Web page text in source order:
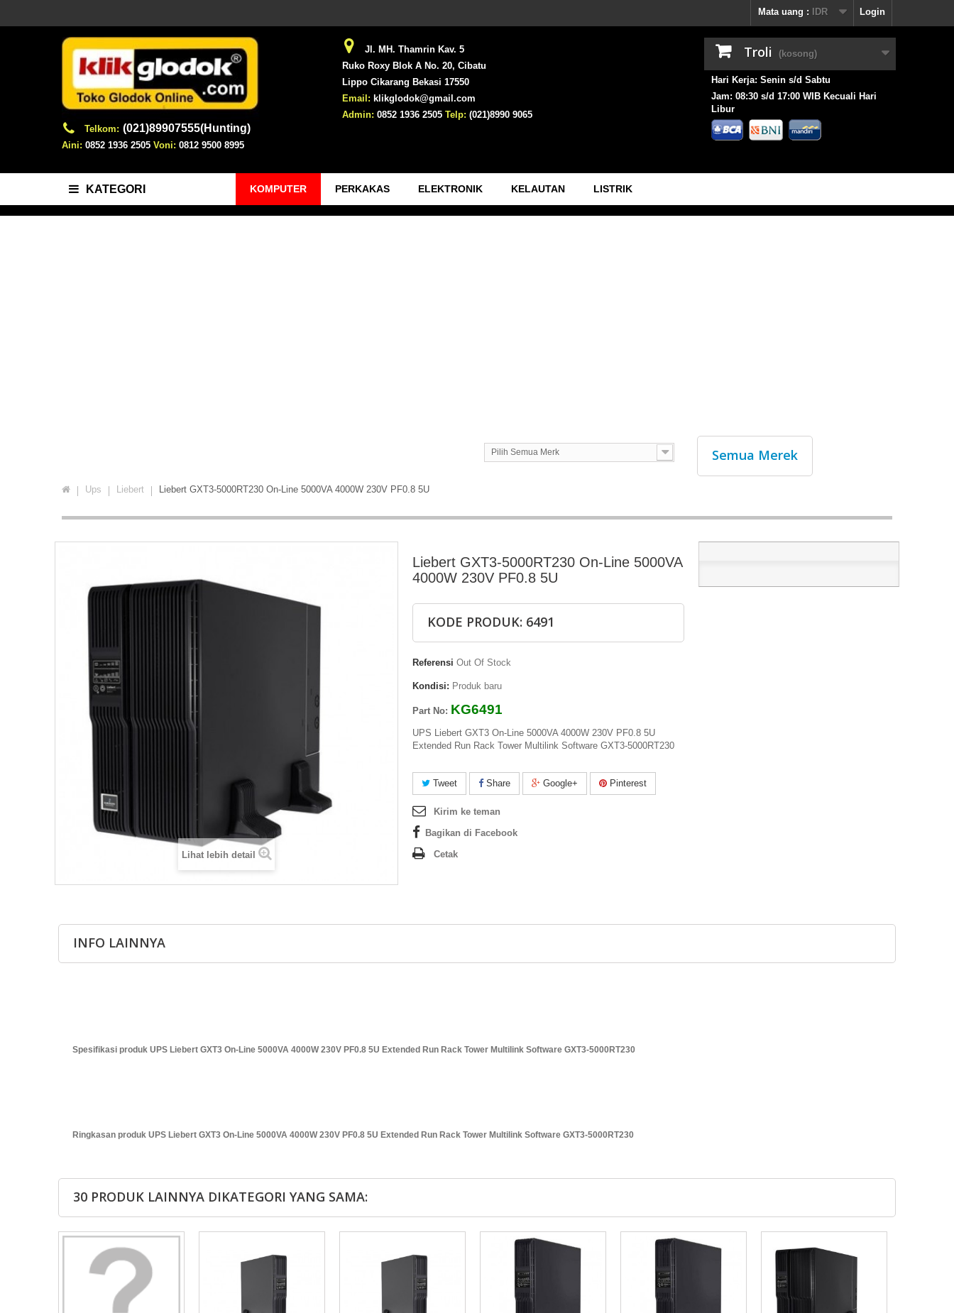
Login
Mata uang : IDR
Telkom: (021)89907555(Hunting)
Aini: 0852 1936 2505 Voni: 0812 9500 8995
Jl. MH. Thamrin Kav. 5
Ruko Roxy Blok A No. 20, Cibatu
Lippo Cikarang Bekasi 17550
Email: klikglodok@gmail.com
Admin: 0852 1936 2505 Telp: (021)8990 9065
Troli (kosong)
Hari Kerja: Senin s/d Sabtu
Jam: 08:30 s/d 17:00 WIB Kecuali Hari
Libur
KATEGORI KOMPUTER PERKAKAS ELEKTRONIK KELAUTAN LISTRIK
Pilih Semua Merk Semua Merek
Ups Liebert Liebert GXT3-5000RT230 On-Line 5000VA 4000W 230V PF0.8 5U
Lihat lebih detail
Liebert GXT3-5000RT230 On-Line 5000VA
4000W 230V PF0.8 5U
KODE PRODUK: 6491
Referensi Out Of Stock
Kondisi: Produk baru
Part No: KG6491
UPS Liebert GXT3 On-Line 5000VA 4000W 230V PF0.8 5U
Extended Run Rack Tower Multilink Software GXT3-5000RT230
Tweet Share Google+ Pinterest
Kirim ke teman
Bagikan di Facebook
Cetak
INFO LAINNYA
Spesifikasi produk UPS Liebert GXT3 On-Line 5000VA 4000W 230V PF0.8 5U Extended Run Rack Tower Multilink Software GXT3-5000RT230
Ringkasan produk UPS Liebert GXT3 On-Line 5000VA 4000W 230V PF0.8 5U Extended Run Rack Tower Multilink Software GXT3-5000RT230
30 PRODUK LAINNYA DIKATEGORI YANG SAMA: